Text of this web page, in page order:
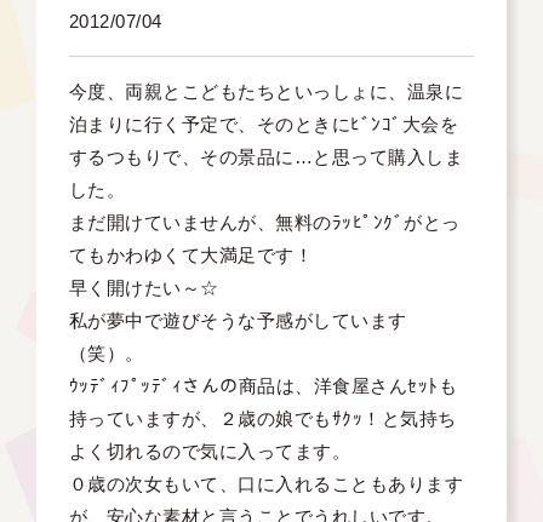
2012/07/04
今度、両親とこどもたちといっしょに、温泉に
泊まりに行く予定で、そのときにﾋﾞﾝｺﾞ大会を
するつもりで、その景品に…と思って購入しま
した。
まだ開けていませんが、無料のﾗｯﾋﾟﾝｸﾞがとっ
てもかわゆくて大満足です！
早く開けたい～☆
私が夢中で遊びそうな予感がしています
（笑）。
ｳｯﾃﾞｨﾌﾟｯﾃﾞｨさんの商品は、洋食屋さんｾｯﾄも
持っていますが、２歳の娘でもｻｸｯ！と気持ち
よく切れるので気に入ってます。
０歳の次女もいて、口に入れることもあります
が、安心な素材と言うことでうれしいです。